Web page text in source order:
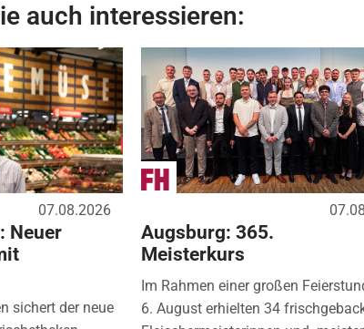
auch interessieren:
07.08.2026
Neuer
sichert der neue
Augsburg: 365.
Meisterkurs
Im Rahmen einer großen
6. August erhielten 34